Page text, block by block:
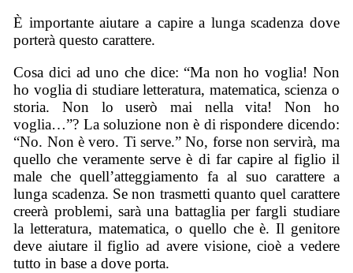
È importante aiutare a capire a lunga scadenza dove
porterà questo carattere.
Cosa dici ad uno che dice: “Ma non ho voglia! Non
ho voglia di studiare letteratura, matematica, scienza o
storia. Non lo userò mai nella vita! Non ho
voglia…”? La soluzione non è di rispondere dicendo:
“No. Non è vero. Ti serve.” No, forse non servirà, ma
quello che veramente serve è di far capire al figlio il
male che quell’atteggiamento fa al suo carattere a
lunga scadenza. Se non trasmetti quanto quel carattere
creerà problemi, sarà una battaglia per fargli studiare
la letteratura, matematica, o quello che è. Il genitore
deve aiutare il figlio ad avere visione, cioè a vedere
tutto in base a dove porta.